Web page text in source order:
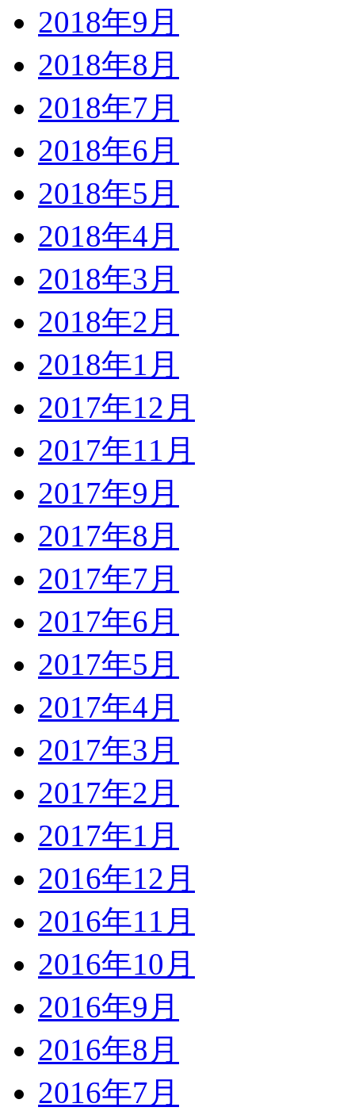
2018年9月
2018年8月
2018年7月
2018年6月
2018年5月
2018年4月
2018年3月
2018年2月
2018年1月
2017年12月
2017年11月
2017年9月
2017年8月
2017年7月
2017年6月
2017年5月
2017年4月
2017年3月
2017年2月
2017年1月
2016年12月
2016年11月
2016年10月
2016年9月
2016年8月
2016年7月